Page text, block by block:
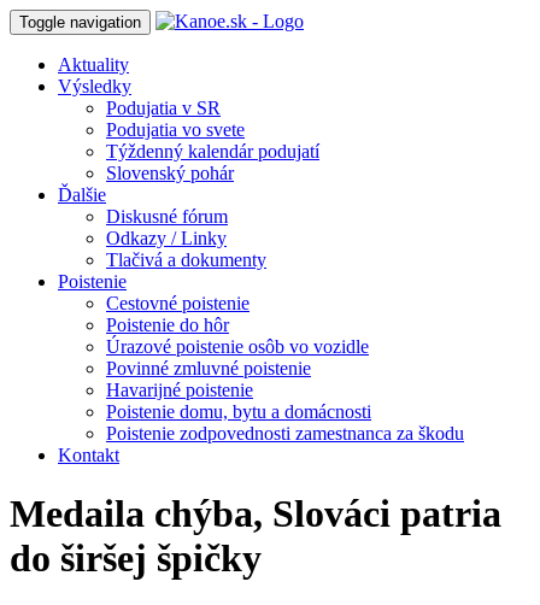
Toggle navigation
Aktuality
Výsledky
Podujatia v SR
Podujatia vo svete
Týždenný kalendár podujatí
Slovenský pohár
Ďalšie
Diskusné fórum
Odkazy / Linky
Tlačivá a dokumenty
Poistenie
Cestovné poistenie
Poistenie do hôr
Úrazové poistenie osôb vo vozidle
Povinné zmluvné poistenie
Havarijné poistenie
Poistenie domu, bytu a domácnosti
Poistenie zodpovednosti zamestnanca za škodu
Kontakt
Medaila chýba, Slováci patria
do širšej špičky